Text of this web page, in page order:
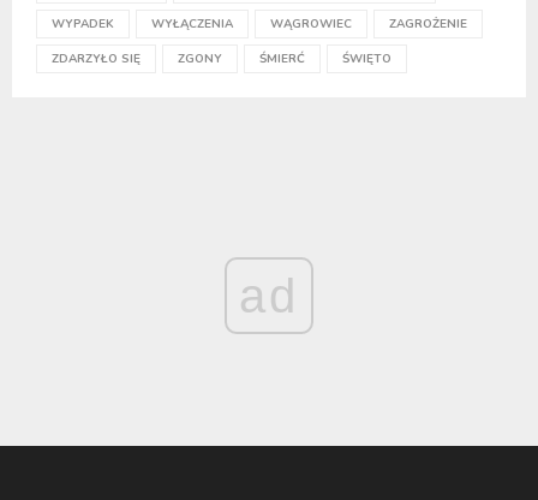
WYPADEK WYŁĄCZENIA WĄGROWIEC ZAGROŻENIE
ZDARZYŁO SIĘ ZGONY ŚMIERĆ ŚWIĘTO
ad